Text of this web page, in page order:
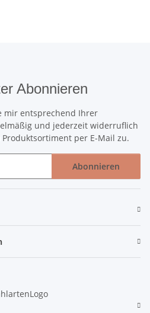
Abonnieren
mir entsprechend Ihrer
und jederzeit widerruflich
per E-Mail zu.
Abonnieren